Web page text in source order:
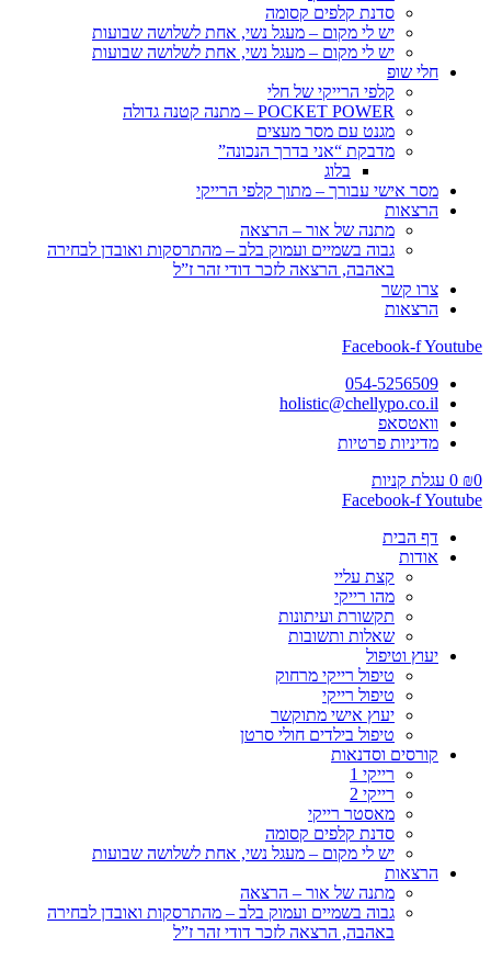
סדנת קלפים קסומה
יש לי מקום – מעגל נשי, אחת לשלושה שבועות
יש לי מקום – מעגל נשי, אחת לשלושה שבועות
חלי שופ
קלפי הרייקי של חלי
POCKET POWER – מתנה קטנה גדולה
מגנט עם מסר מעצים
מדבקת “אני בדרך הנכונה”
בלוג
מסר אישי עבורך – מתוך קלפי הרייקי
הרצאות
מתנה של אור – הרצאה
גבוה בשמיים ועמוק בלב – מהתרסקות ואובדן לבחירה
באהבה, הרצאה לזכר דודי זהר ז”ל
צרו קשר
הרצאות
Facebook-fYoutube
054-5256509
holistic@chellypo.co.il
וואטסאפ
מדיניות פרטיות
₪0
0 עגלת קניות
Facebook-fYoutube
דף הבית
אודות
קצת עליי
מהו רייקי
תקשורת ועיתונות
שאלות ותשובות
יעוץ וטיפול
טיפול רייקי מרחוק
טיפול רייקי
יעוץ אישי מתוקשר
טיפול בילדים חולי סרטן
קורסים וסדנאות
רייקי 1
רייקי 2
מאסטר רייקי
סדנת קלפים קסומה
יש לי מקום – מעגל נשי, אחת לשלושה שבועות
הרצאות
מתנה של אור – הרצאה
גבוה בשמיים ועמוק בלב – מהתרסקות ואובדן לבחירה
באהבה, הרצאה לזכר דודי זהר ז”ל